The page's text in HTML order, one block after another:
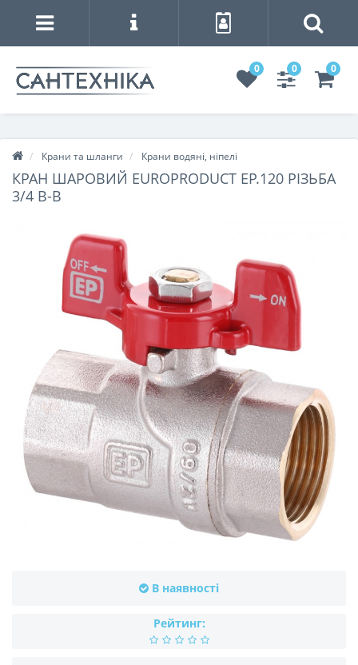
0 0 0
Крани та шланги Крани водяні, ніпелі
КРАН ШАРОВИЙ EUROPRODUCT EP.120 РІЗЬБА
3/4 В-В
В наявності
Рейтинг: